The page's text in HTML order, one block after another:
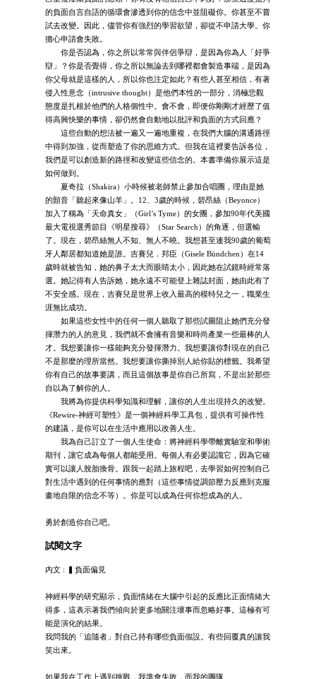
的負面自言自語的循環會滲透到你的信念中並阻礙你。你甚至不嘗
試去改變。因此，儘管你有強烈的學習欲望，卻從不申請大學。你
擔心申請會失敗。
你是否認為，你之所以常常與伴侶爭辯，是因為你為人「好爭
辯」？你是否覺得，你之所以無論去到哪裡都會製造事端，是因為
你父母就是這樣的人，所以你也注定如此？有些人甚至相信，有著
侵入性意念（intrusive thought）是他們本性的一部分，消極悲觀
態度是扎根於他們的人格個性中。會不會，即便你剛剛才經歷了值
得高興快樂的事情，卻仍然會自動地以批評和負面的方式回應？
這些自動的想法被一遍又一遍地重複，在我們大腦的溝通路徑
中得到加強，從而塑造了你的思維方式。但我在這裡要告訴各位，
我們是可以創造新的路徑和改變這些信念的。本書準備你展示這是
如何做到。
夏奇拉（Shakira）小時候被老師禁止參加合唱團，理由是她
的顫音「聽起來像山羊」。12、3歲的時候，碧昂絲（Beyonce）
加入了稱為「天命真女」（Girl’s Tyme）的女團，參加90年代美國
最大電視選秀節目《明星搜尋》（Star Search）的角逐，但選輸
了。現在，碧昂絲無人不知、無人不曉。我想甚至連我90歲的葡萄
牙人鄰居都知道她是誰。吉賽兒．邦臣（Gisele Bündchen）在14
歲時就被告知，她的鼻子太大而眼睛太小，因此她在試鏡時經常落
選。她記得有人告訴她，她永遠不可能登上雜誌封面，她由此有了
不安全感。現在，吉賽兒是世界上收入最高的模特兒之一，職業生
涯無比成功。
如果這些女性中的任何一個人聽取了那些試圖阻止她們充分發
揮潛力的人的意見，我們就不會擁有音樂和時尚產業一些最棒的人
才。我想要讓你一樣能夠充分發揮潛力。我想要讓你對現在的自己
不是那麼的理所當然。我想要讓你撕掉別人給你貼的標籤。我希望
你有自己的故事要講，而且這個故事是你自己所寫，不是出於那些
自以為了解你的人。
我將為你提供科學知識和理解，讓你的人生出現持久的改變。
《Rewire-神經可塑性》是一個神經科學工具包，提供有可操作性
的建議，是你可以在生活中應用以改善人生。
我為自己訂立了一個人生使命：將神經科學帶離實驗室和學術
期刊，讓它成為每個人都能受用。每個人有必要認識它，因為它確
實可以讓人脫胎換骨。跟我一起踏上旅程吧，去學習如何控制自己
對生活中遇到的任何事情的應對（這些事情從調節壓力反應到克服
畫地自限的信念不等）。你是可以成為任何你想成為的人。
勇於創造你自己吧。
試閱文字
內文 : ▍負面偏見
神經科學的研究顯示，負面情緒在大腦中引起的反應比正面情緒大
得多，這表示著我們傾向於更多地關注壞事而忽略好事。這極有可
能是演化的結果。
我問我的「追隨者」對自己持有哪些負面假設。有些回覆真的讓我
笑出來。
如果我在工作上遇到挑戰，我準會失敗，而我的團隊